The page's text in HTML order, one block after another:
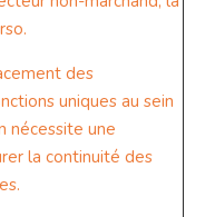
des
uniques au sein
nécessite une
la continuité des